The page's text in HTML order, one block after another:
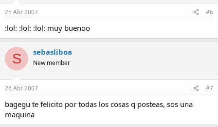
25 Abr 2007 #6
:lol: :lol: :lol: muy buenoo
S sebasliboa
New member
26 Abr 2007 #7
bagegu te felicito por todas los cosas q posteas, sos una
maquina